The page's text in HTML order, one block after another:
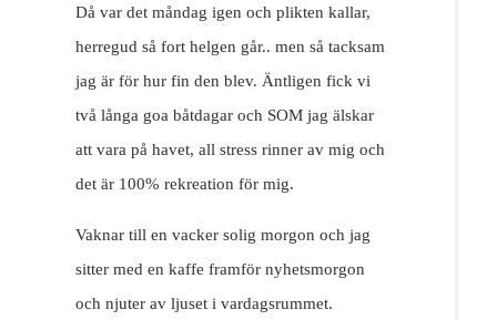
DIY
Då var det måndag igen och plikten kallar,
herregud så fort helgen går.. men så tacksam
jag är för hur fin den blev. Äntligen fick vi
två långa goa båtdagar och SOM jag älskar
att vara på havet, all stress rinner av mig och
det är 100% rekreation för mig.
Vaknar till en vacker solig morgon och jag
sitter med en kaffe framför nyhetsmorgon
och njuter av ljuset i vardagsrummet.